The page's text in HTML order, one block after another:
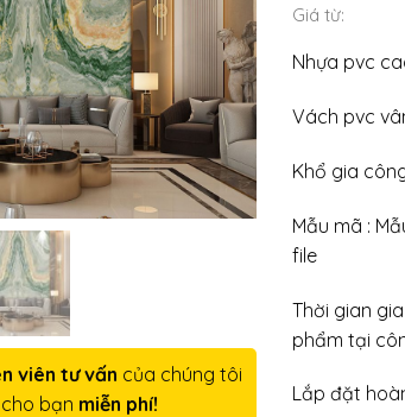
viên tư vấn của chúng tôi
bạn miễn phí!
Giá từ:
Nhựa pvc
Vách pvc
Khổ gia
Mẫu mã :
file
Thời gian
phẩm tại
Lắp đặt